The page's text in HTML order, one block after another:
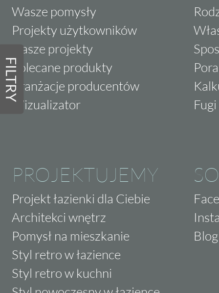
FILTRY
Wasze pomysły
Projekty użytkowników
Nasze projekty
Polecane produkty
Aranżacje producentów
Wizualizator
PROJEKTUJEMY
Projekt łazienki dla Ciebie
Architekci wnętrz
Pomysł na mieszkanie
Styl retro w łazience
Styl retro w kuchni
Blog